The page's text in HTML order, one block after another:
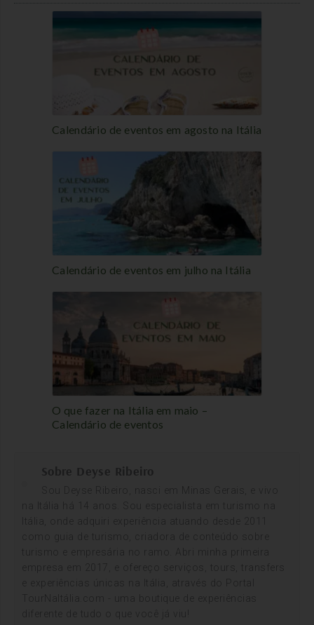
Calendário de eventos em agosto na Itália
Calendário de eventos em julho na Itália
O que fazer na Itália em maio –
Calendário de eventos
Sobre Deyse Ribeiro
Sou Deyse Ribeiro, nasci em Minas Gerais, e vivo
na Itália há 14 anos. Sou especialista em turismo na
Itália, onde adquiri experiência atuando desde 2011
como guia de turismo, criadora de conteúdo sobre
turismo e empresária no ramo. Abri minha primeira
empresa em 2017, e ofereço serviços, tours, transfers
e experiências únicas na Itália, através do Portal
TourNaItália.com - uma boutique de experiências
diferente de tudo o que você já viu!